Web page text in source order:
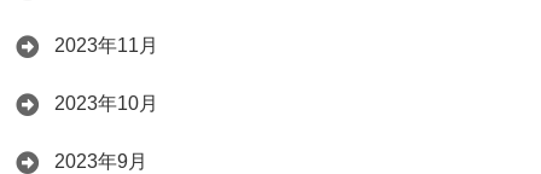
2023年11月
2023年10月
2023年9月